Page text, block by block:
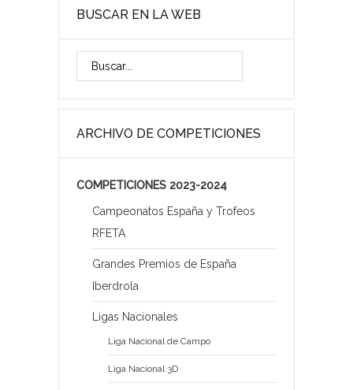
BUSCAR EN LA WEB
ARCHIVO DE COMPETICIONES
COMPETICIONES 2023-2024
Campeonatos España y Trofeos
RFETA
Grandes Premios de España
Iberdrola
Ligas Nacionales
Liga Nacional de Campo
Liga Nacional 3D